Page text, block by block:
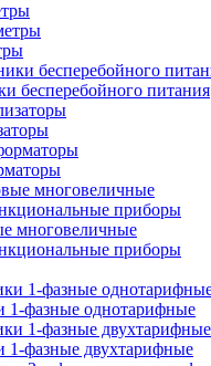
бесперебойного питания
многовеличные
приборы
1-фазные однотарифные
1-фазные двухтарифные